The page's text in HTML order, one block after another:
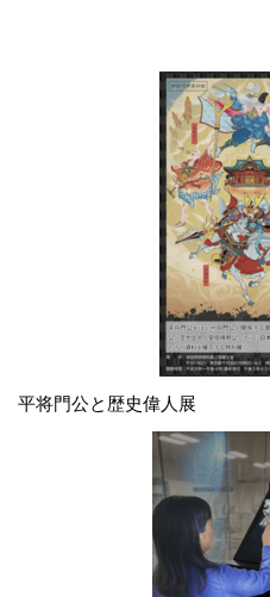
平将門公と歴史偉人展